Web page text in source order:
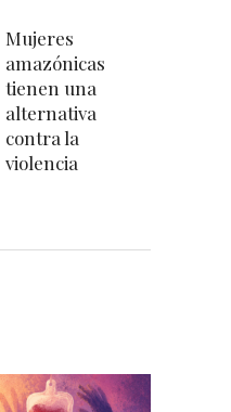
Mujeres
amazónicas
tienen una
alternativa
contra la
violencia